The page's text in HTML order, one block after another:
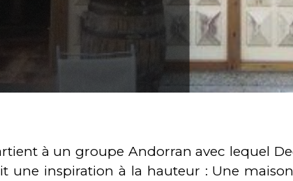
à un groupe Andorran avec lequel
une inspiration à la hauteur : Une